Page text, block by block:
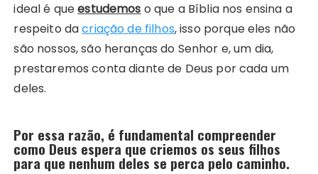
ideal é queestudemos o que a Bíblia nos ensina a
respeito dacriação de filhos, isso porque eles não
são nossos, são heranças do Senhor e, um dia,
prestaremos conta diante de Deus por cada um
deles.
Por essa razão, é fundamental compreender
como Deus espera que criemos os seus filhos
para que nenhum deles se perca pelo caminho.